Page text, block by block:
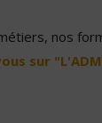
nos
sur